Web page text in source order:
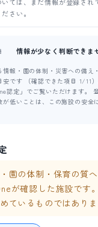
さい。
情報が少なく判断できま
情報・園の体制・災害への備え
安です （確認できた項目 1/11
認定」でご覧いただけます。
が低いことは、この施設の安全
園の体制・保育の質
が確認した施設です
ているものではありま